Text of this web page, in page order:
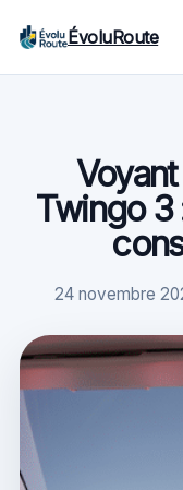
ÉvoluRoute
Twingo 3
24 novembre